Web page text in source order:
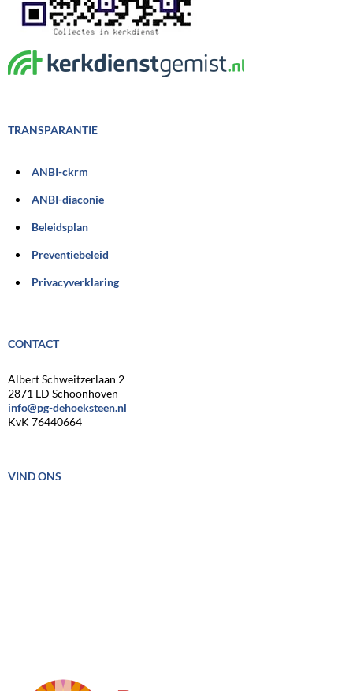
TRANSPARANTIE
ANBI-ckrm
ANBI-diaconie
Beleidsplan
Preventiebeleid
Privacyverklaring
CONTACT
Albert Schweitzerlaan 2
2871 LD Schoonhoven
info@pg-dehoeksteen.nl
KvK 76440664
VIND ONS